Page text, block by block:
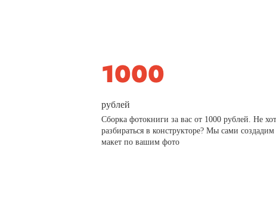
рублей
Сборка фотокниги за вас от 1000 рублей. Не
разбираться в конструкторе? Мы сами создадим
макет по вашим фото